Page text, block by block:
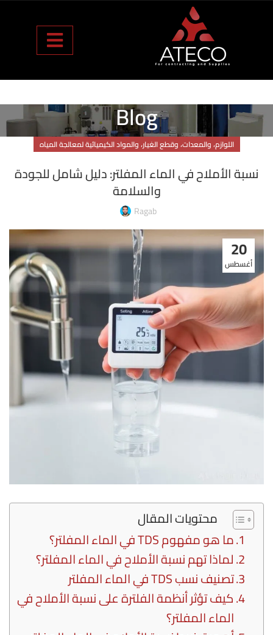
Blog
اللوازم، والمعدات، وقطع الغيار، والمواد الكيميائية لمعالجة المياه
نسبة الأملاح في الماء المفلتر: دليل شامل للجودة
والسلامة
Ragab
20
أغسطس
محتويات المقال
ما هو مفهوم TDS في الماء المفلتر؟
لماذا تهم نسبة الأملاح في الماء المفلتر؟
تصنيف نسب TDS في الماء المفلتر
كيف تؤثر أنظمة الفلترة على نسبة الأملاح في
الماء المفلتر؟